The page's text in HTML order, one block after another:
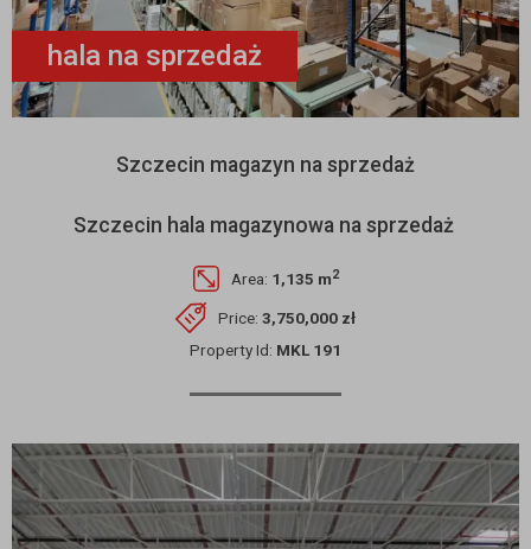
hala na sprzedaż
Szczecin magazyn na sprzedaż
Szczecin hala magazynowa na sprzedaż
Area: 1,135 m2
Price: 3,750,000 zł
Property Id: MKL 191